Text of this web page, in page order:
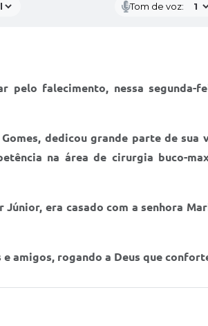
Tom de voz:
falecimento, nessa segunda-
dedicou grande parte de sua
na área de cirurgia buco-
era casado com a senhora
amigos, rogando a Deus que